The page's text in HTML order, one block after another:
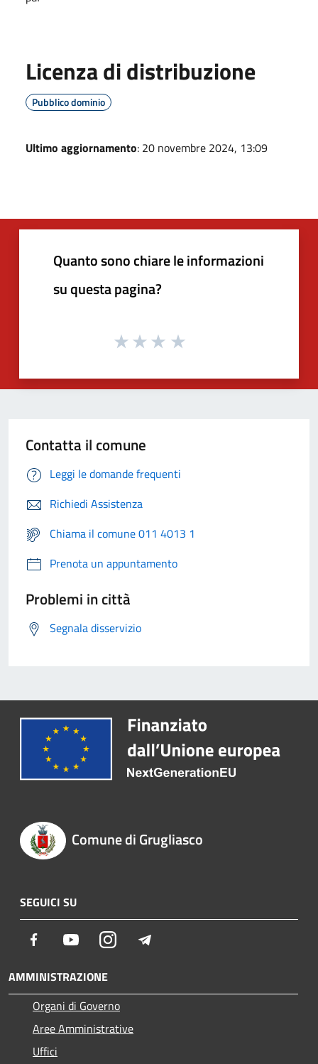
Licenza di distribuzione
Pubblico dominio
Ultimo aggiornamento: 20 novembre 2024, 13:09
Quanto sono chiare le informazioni
su questa pagina?
Contatta il comune
Leggi le domande frequenti
Richiedi Assistenza
Chiama il comune 011 4013 1
Prenota un appuntamento
Problemi in città
Segnala disservizio
Comune di Grugliasco
SEGUICI SU
Facebook YoutubeInstagram
AMMINISTRAZIONE
Organi di Governo
Aree Amministrative
Uffici